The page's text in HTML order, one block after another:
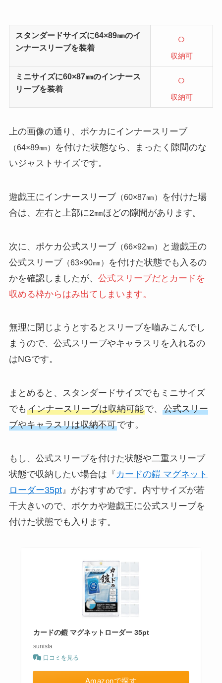
スタンダードサイズに64×89㎜のイ
ンナースリーブを装着
○
収納可
ミニサイズに60×87㎜のインナース
リーブを装着
○
収納可
上の画像の通り、ポケカにインナースリーブ
（64×89㎜）
を付けた状態なら、まったく隙間のな
いジャストサイズです。
遊戯王にインナースリーブ （60×87㎜）
を付けた場
合は、左右と上部に2㎜ほどの隙間があります。
次に、ポケカ公式スリーブ （66×92㎜）
と遊戯王の
公式スリーブ （63×90㎜）
を付けた状態でも入るの
かを確認しましたが、 公式スリーブだとカードを
収める枠からはみ出てしまいます。
無理に閉じようとするとスリーブを嚙みこんでし
まうので、公式スリーブやキャラスリを入れるの
はNGです。
まとめると、スタンダードサイズでもミニサイズ
でも インナースリーブは収納可能で、 公式スリー
ブやキャラスリは収納不可です。
もし、公式スリーブを付けた状態や二重スリーブ
状態で収納したい場合は『 カードの鎧 マグネット
ローダー35pt』がおすすめです。内寸サイズが若
干大きいので、ポケカや遊戯王に公式スリーブを
付けた状態でも入ります。
カードの鎧 マグネットローダー 35pt
sunista
口コミを見る
Amazonで探す